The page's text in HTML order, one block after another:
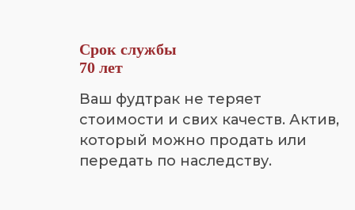
Срок службы
70 лет
Ваш фудтрак не теряет
стоимости и свих качеств. Актив,
который можно продать или
передать по наследству.